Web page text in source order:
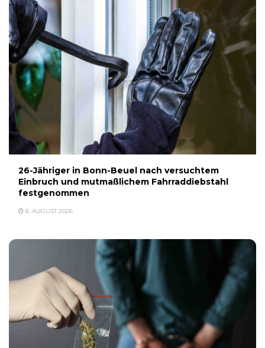
26-Jähriger in Bonn-Beuel nach versuchtem
Einbruch und mutmaßlichem Fahrraddiebstahl
festgenommen
6. AUGUST 2026